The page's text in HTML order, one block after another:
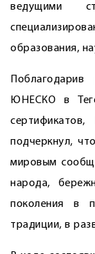
ведущими
образования,
ЮНЕСКО в
подчеркнул,
мировым
народа,
поколения в
традиции, в